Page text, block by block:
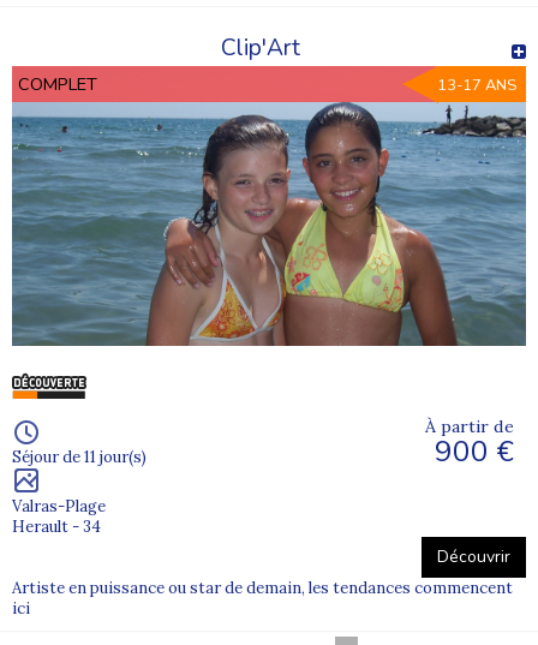
Clip'Art
COMPLET 13-17 ANS
Séjour de 11 jour(s)
Valras-Plage
Herault - 34
À partir de
900 €
Découvrir
Artiste en puissance ou star de demain, les tendances commencent
ici